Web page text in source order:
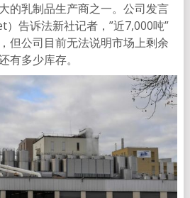
的乳制品生产商之一。公司发言
）告诉法新社记者，”近7,000吨”
但公司目前无法说明市场上剩余
有多少库存。